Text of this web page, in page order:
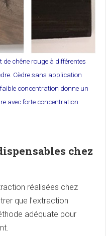
de chêne rouge à différentes
Cèdre sans application
concentration donne un
avec forte concentration
chez
réalisées chez
que l’extraction
adéquate pour